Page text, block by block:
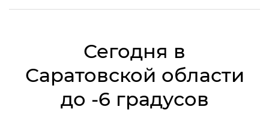
Сегодня в
Саратовской области
до -6 градусов